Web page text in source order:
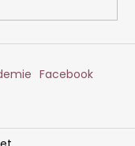
Facebook